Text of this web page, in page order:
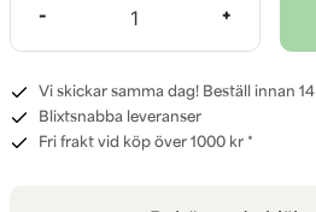
- +
Vi skickar samma dag! Beställ innan 14
Blixtsnabba leveranser
Fri frakt vid köp över 1000 kr *